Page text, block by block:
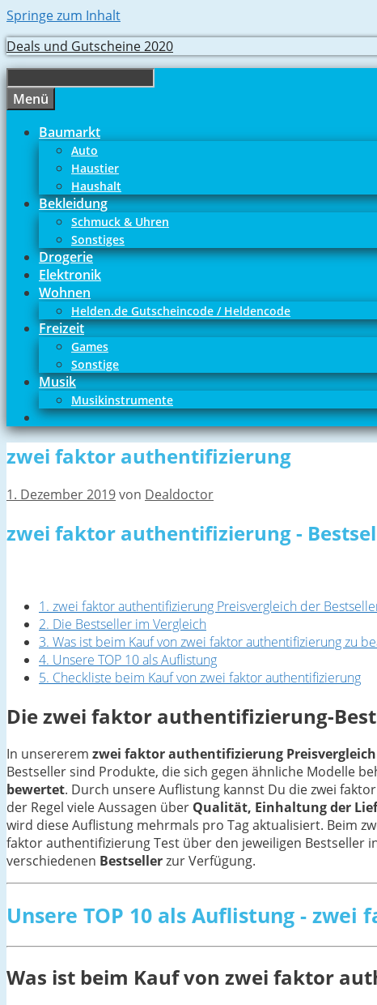
Springe zum Inhalt
Deals und Gutscheine 2020
Menü
Baumarkt
Auto
Haustier
Haushalt
Bekleidung
Schmuck & Uhren
Sonstiges
Drogerie
Elektronik
Wohnen
Helden.de Gutscheincode / Heldencode
Freizeit
Games
Sonstige
Musik
Musikinstrumente
zwei faktor authentifizierung
1. Dezember 2019von Dealdoctor
zwei faktor authentifizierung -
1. zwei faktor authentifizierung Preisvergleich der
2. Die Bestseller im Vergleich
3. Was ist beim Kauf von zwei faktor authentifizierung zu
4. Unsere TOP 10 als Auflistung
5. Checkliste beim Kauf von zwei faktor authentifizierung
Die zwei faktor authentifizierung-
In unsererem zwei faktor authentifizierung Preisvergleich
Bestseller sind Produkte, die sich gegen ähnliche Modelle
bewertet. Durch unsere Auflistung kannst Du die zwei
der Regel viele Aussagen über Qualität, Einhaltung der
wird diese Auflistung mehrmals pro Tag aktualisiert. Beim
faktor authentifizierung Test über den jeweiligen Bestseller
verschiedenen Bestsellerzur Verfügung.
Unsere TOP 10 als Auflistung -
Was ist beim Kauf von zwei faktor